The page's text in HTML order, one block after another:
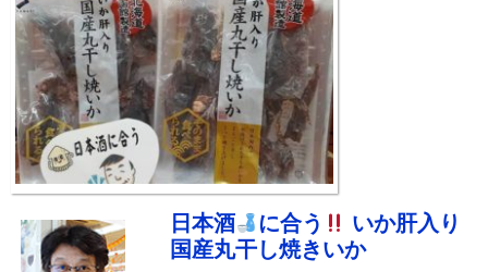
日本酒 に合う
いか肝入り
国産丸干し焼きいか